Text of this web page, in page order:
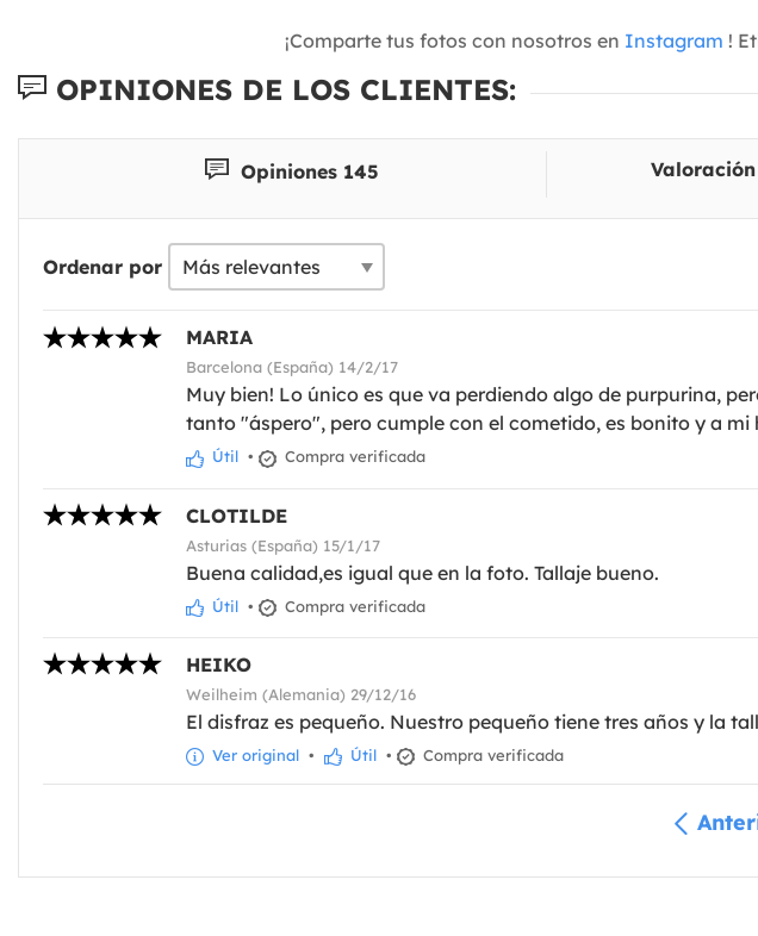
¡Comparte tus fotos con nosotros en Instagram !
OPINIONES DE LOS CLIENTES:
Opiniones 145
Ordenar por
MARIA
Barcelona (España) 14/2/17
Muy bien! Lo único es que va perdiendo algo de purpurina,
tanto "áspero", pero cumple con el cometido, es bonito y a mi
Útil • Compra verificada
CLOTILDE
Asturias (España) 15/1/17
Buena calidad,es igual que en la foto. Tallaje bueno.
Útil • Compra verificada
HEIKO
Weilheim (Alemania) 29/12/16
El disfraz es pequeño. Nuestro pequeño tiene tres años y la
Ver original • Útil • Compra verificada